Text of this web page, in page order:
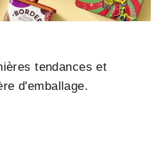
tendances et
d'emballage.